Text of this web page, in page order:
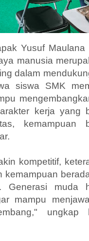
Yusuf
manusia
dalam
siswa SMK
kerja yang
kemampuan
kompetitif,
kemampuan
Generasi muda
mampu
ungkap